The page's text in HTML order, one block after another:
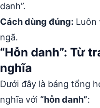
danh”.
Cách dùng đúng: Luôn
ngã.
“Hỗn danh”: Từ
nghĩa
Dưới đây là bảng tổng
nghĩa với “hỗn danh”: